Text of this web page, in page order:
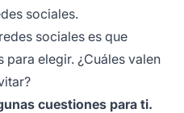
sociales.
sociales es que
elegir. ¿Cuáles valen
cuestiones para ti.